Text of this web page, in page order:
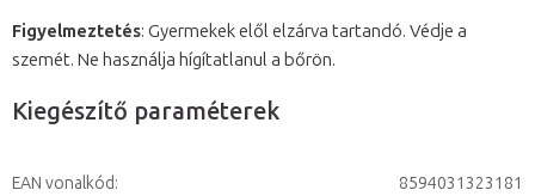
Figyelmeztetés: Gyermekek elől elzárva tartandó. Védje a
szemét. Ne használja hígítatlanul a bőrön.
Kiegészítő paraméterek
EAN vonalkód: 8594031323181